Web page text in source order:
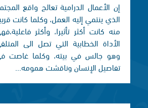
إن الأعمال الدرامية تعالج واقع المجتمع
الذي ينتمي إليه العمل، وكلما كانت قريبة
منه كانت أكثر تأثيرا، وأكثر فاعلية،فهي
الأداة الخطابية التي تصل الی المتلقي
وهو جالس في بيته، وكلما غاصت في
تفاصيل الإنسان وناقشت همومه...